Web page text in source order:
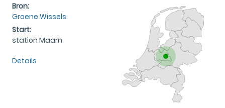
Bron:
Groene Wissels
Start:
station Maarn
Details